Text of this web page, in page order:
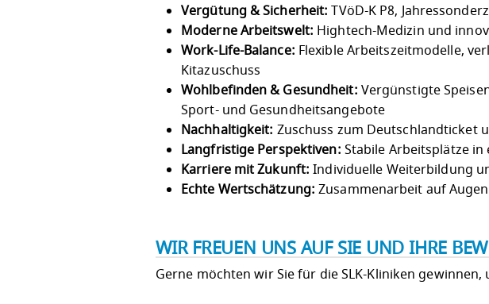
Vergütung & Sicherheit: TVöD-K P8,
Moderne Arbeitswelt: Hightech-Medizin und
Work-Life-Balance: Flexible Arbeitszeitmodelle,
Kitazuschuss
Wohlbefinden & Gesundheit: Vergünstigte
Sport- und Gesundheitsangebote
Nachhaltigkeit: Zuschuss zum Deutschlandticket
Langfristige Perspektiven: Stabile Arbeitsplätze
Karriere mit Zukunft: Individuelle Weiterbildung
Echte Wertschätzung: Zusammenarbeit auf
WIR FREUEN UNS AUF SIE UND IHRE
Gerne möchten wir Sie für die SLK-Kliniken